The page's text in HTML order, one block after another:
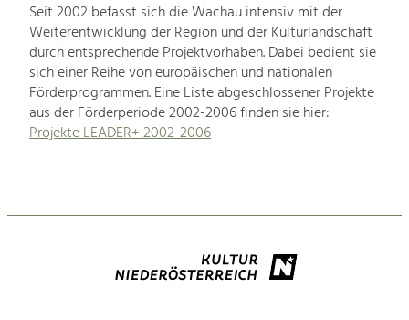
Seit 2002 befasst sich die Wachau intensiv mit der
Weiterentwicklung der Region und der Kulturlandschaft
durch entsprechende Projektvorhaben. Dabei bedient sie
sich einer Reihe von europäischen und nationalen
Förderprogrammen. Eine Liste abgeschlossener Projekte
aus der Förderperiode 2002-2006 finden sie hier:
Projekte LEADER+ 2002-2006